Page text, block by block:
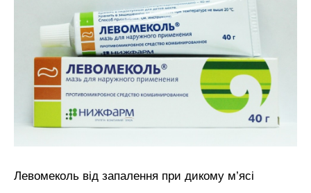
Левомеколь від запалення при дикому м’ясі